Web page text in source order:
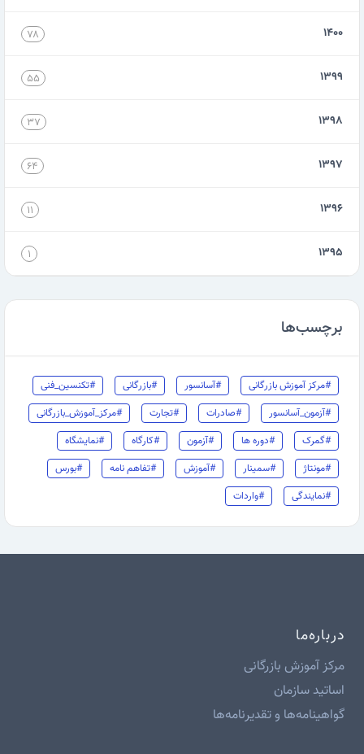
۱۴۰۰ ۷۸
۱۳۹۹ ۵۵
۱۳۹۸ ۳۷
۱۳۹۷ ۶۴
۱۳۹۶ ۱۱
۱۳۹۵ ۱
برچسب‌ها
#مرکز آموزش بازرگانی #آسانسور #بازرگانی
#تکنسین_فنی
#آزمون_آسانسور
#صادرات #تجارت
#مرکز_آموزش_بازرگانی
#گمرک
#دوره ها #آزمون #کارگاه
#نمایشگاه
#مونتاژ
#سمینار #آموزش #تفاهم نامه
#بورس
#نمایندگی
#واردات
درباره‌ما
مرکز آموزش بازرگانی
اساتید سازمان
گواهینامه‌ها و تقدیرنامه‌ها